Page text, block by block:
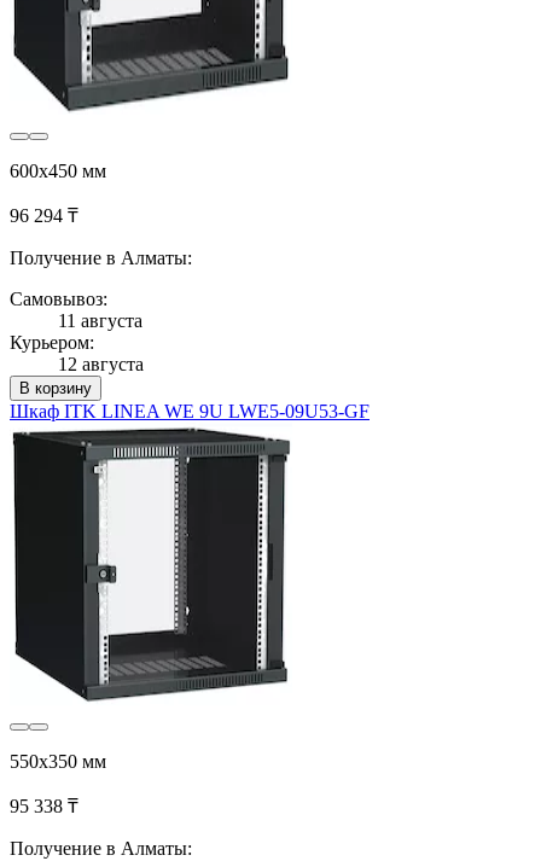
600x450 мм
96 294 ₸
Получение в Алматы:
Самовывоз:
11 августа
Курьером:
12 августа
В корзину
Шкаф ITK LINEA WE 9U LWE5-09U53-GF
550x350 мм
95 338 ₸
Получение в Алматы: